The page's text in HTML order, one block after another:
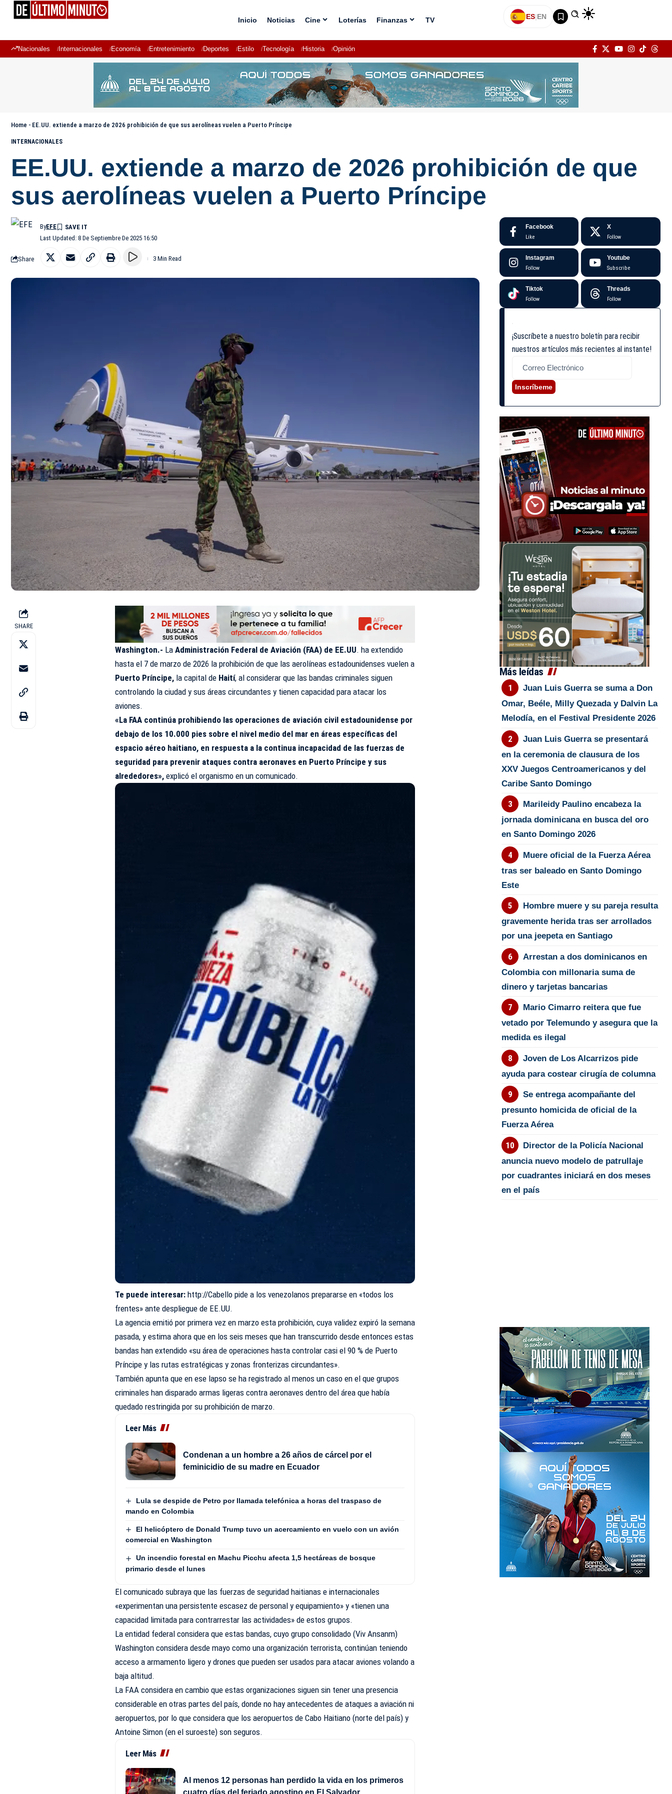
Inicio Noticias Cine Loterías Finanzas TV ES|EN
Nacionales Internacionales Economía Entretenimiento Deportes Estilo Tecnología Historia Opinión
Home - EE.UU. extiende a marzo de 2026 prohibición de que sus aerolíneas vuelen a Puerto Príncipe
INTERNACIONALES
EE.UU. extiende a marzo de 2026 prohibición de que
sus aerolíneas vuelen a Puerto Príncipe
Last Updated: 8 De Septiembre De 2025 16:50
ByEFE
Share 3 Min Read
SHARE
Washington.- LaAdministración Federal de Aviación (FAA) de EE.UU. ha extendido
hasta el 7 de marzo de 2026 la prohibición de que las aerolíneas estadounidenses vuelen a
Puerto Príncipe, la capital de Haití, al considerar que las bandas criminales siguen
controlando la ciudad y sus áreas circundantes y tienen capacidad para atacar los
aviones.
«La FAA continúa prohibiendo las operaciones de aviación civil estadounidense por
debajo de los 10.000 pies sobre el nivel medio del mar en áreas específicas del
espacio aéreo haitiano, en respuesta a la continua incapacidad de las fuerzas de
seguridad para prevenir ataques contra aeronaves en Puerto Príncipe y sus
alrededores»,explicó el organismo en un comunicado.
Te puede interesar: http://Cabello pide a los venezolanos prepararse en «todos los
frentes» ante despliegue de EE.UU.
La agencia emitió por primera vez en marzo esta prohibición, cuya validez expiró la semana
pasada, y estima ahora que en los seis meses que han transcurrido desde entonces estas
bandas han extendido «su área de operaciones hasta controlar casi el 90 % de Puerto
Príncipe y las rutas estratégicas y zonas fronterizas circundantes».
También apunta que en ese lapso se ha registrado al menos un caso en el que grupos
criminales han disparado armas ligeras contra aeronaves dentro del área que había
quedado restringida por su prohibición de marzo.
Leer Más
Condenan a un hombre a 26 años de cárcel por el
feminicidio de su madre en Ecuador
Lula se despide de Petro por llamada telefónica a horas del traspaso de
mando en Colombia
El helicóptero de Donald Trump tuvo un acercamiento en vuelo con un avión
comercial en Washington
Un incendio forestal en Machu Picchu afecta 1,5 hectáreas de bosque
primario desde el lunes
El comunicado subraya que las fuerzas de seguridad haitianas e internacionales
«experimentan una persistente escasez de personal y equipamiento» y «tienen una
capacidad limitada para contrarrestar las actividades» de estos grupos.
La entidad federal considera que estas bandas, cuyo grupo consolidado (Viv Ansanm)
Washington considera desde mayo como una organización terrorista, continúan teniendo
acceso a armamento ligero y drones que pueden ser usados para atacar aviones volando a
baja altitud.
La FAA considera en cambio que estas organizaciones siguen sin tener una presencia
considerable en otras partes del país, donde no hay antecedentes de ataques a aviación ni
aeropuertos, por lo que considera que los aeropuertos de Cabo Haitiano (norte del país) y
Antoine Simon (en el suroeste) son seguros.
Leer Más
Al menos 12 personas han perdido la vida en los primeros
Facebook
Like
X
Follow
Instagram
Follow
Youtube
Subscribe
Tiktok
Follow
Threads
Follow
¡Suscríbete a nuestro boletín para recibir
nuestros artículos más recientes al instante!
Inscríbeme
Más leídas
Juan Luis Guerra se suma a Don
Omar, Beéle, Milly Quezada y Dalvin La
Melodía, en el Festival Presidente 2026
Juan Luis Guerra se presentará
en la ceremonia de clausura de los
XXV Juegos Centroamericanos y del
Caribe Santo Domingo
Marileidy Paulino encabeza la
jornada dominicana en busca del oro
en Santo Domingo 2026
Muere oficial de la Fuerza Aérea
tras ser baleado en Santo Domingo
Este
Hombre muere y su pareja resulta
gravemente herida tras ser arrollados
por una jeepeta en Santiago
Arrestan a dos dominicanos en
Colombia con millonaria suma de
dinero y tarjetas bancarias
Mario Cimarro reitera que fue
vetado por Telemundo y asegura que la
medida es ilegal
Joven de Los Alcarrizos pide
ayuda para costear cirugía de columna
Se entrega acompañante del
presunto homicida de oficial de la
Fuerza Aérea
Director de la Policía Nacional
anuncia nuevo modelo de patrullaje
por cuadrantes iniciará en dos meses
en el país